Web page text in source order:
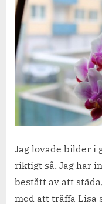
Jag lovade bilder i
riktigt så. Jag har
bestått av att
med att träffa Lisa